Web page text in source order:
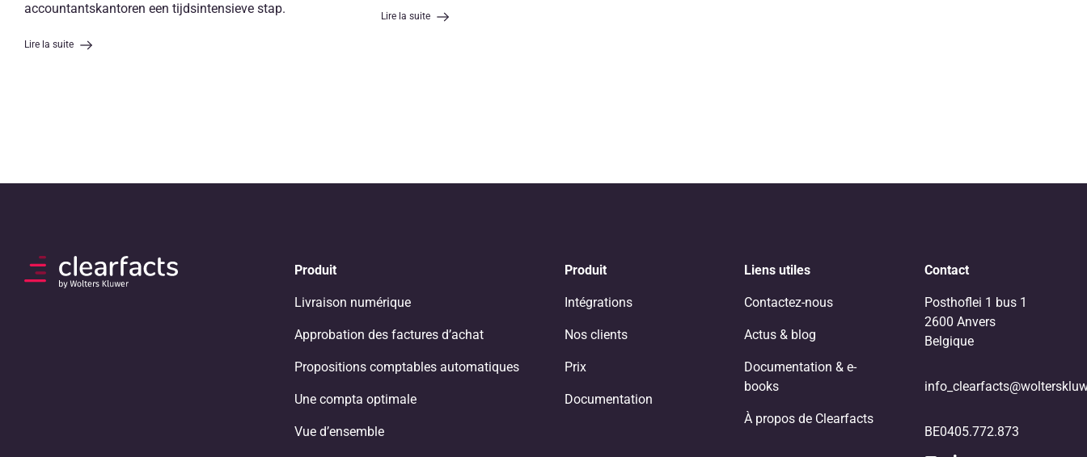
accountantskantoren een tijdsintensieve stap.
Lire la suite
Lire la suite
Produit
Livraison numérique
Approbation des factures d’achat
Propositions comptables automatiques
Une compta optimale
Vue d’ensemble
Produit
Intégrations
Nos clients
Prix
Documentation
Liens utiles
Contactez-nous
Actus & blog
Documentation & e-
books
À propos de Clearfacts
Contact
Posthoflei 1 bus 1
2600 Anvers
Belgique
BE0405.772.873